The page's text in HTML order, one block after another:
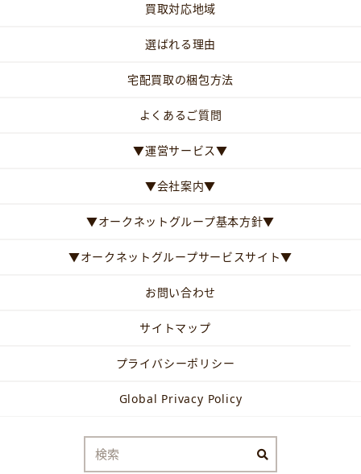
買取対応地域
選ばれる理由
宅配買取の梱包方法
よくあるご質問
▼運営サービス▼
▼会社案内▼
▼オークネットグループ基本方針▼
▼オークネットグループサービスサイト▼
お問い合わせ
サイトマップ
プライバシーポリシー
Global Privacy Policy